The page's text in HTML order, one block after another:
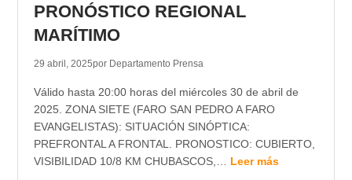
PRONÓSTICO REGIONAL
MARÍTIMO
29 abril, 2025por Departamento Prensa
Válido hasta 20:00 horas del miércoles 30 de abril de
2025. ZONA SIETE (FARO SAN PEDRO A FARO
EVANGELISTAS): SITUACIÓN SINÓPTICA:
PREFRONTAL A FRONTAL. PRONOSTICO: CUBIERTO,
VISIBILIDAD 10/8 KM CHUBASCOS,… Leer más